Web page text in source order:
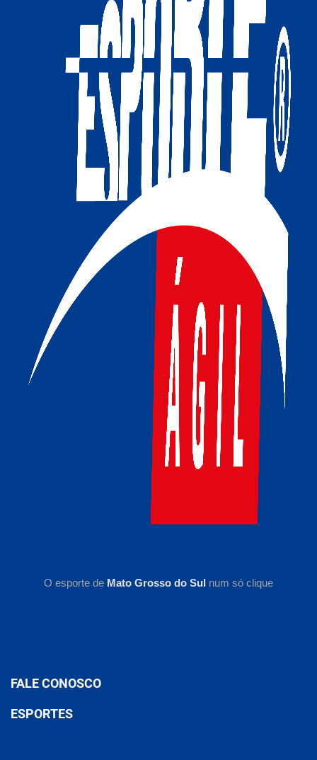
O esporte de Mato Grosso do Sul num só clique
FALE CONOSCO
ESPORTES